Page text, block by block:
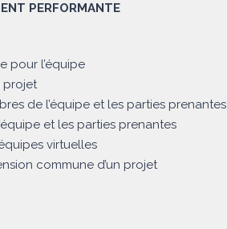
PERFORMANTE
pour l’équipe
projet
de l’équipe et les parties prenantes
et les parties prenantes
virtuelles
commune d’un projet